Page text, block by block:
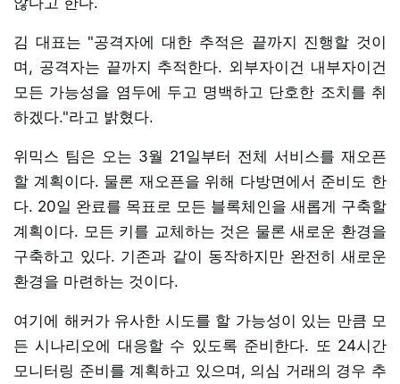
김 대표는 "공격자에 대한 추적은 끝까지 진행할 것이
며, 공격자는 끝까지 추적한다. 외부자이건 내부자이건
모든 가능성을 염두에 두고 명백하고 단호한 조치를 취
하겠다."라고 밝혔다.
위믹스 팀은 오는 3월 21일부터 전체 서비스를 재오픈
할 계획이다. 물론 재오픈을 위해 다방면에서 준비도 한
다. 20일 완료를 목표로 모든 블록체인을 새롭게 구축할
계획이다. 모든 키를 교체하는 것은 물론 새로운 환경을
구축하고 있다. 기존과 같이 동작하지만 완전히 새로운
환경을 마련하는 것이다.
여기에 해커가 유사한 시도를 할 가능성이 있는 만큼 모
든 시나리오에 대응할 수 있도록 준비한다. 또 24시간
모니터링 준비를 계획하고 있으며, 의심 거래의 경우 추